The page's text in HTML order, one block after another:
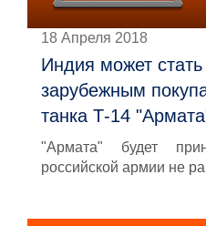
18 Апреля 2018
Индия может
зарубежным
танка Т-14
"Армата" будет
российской армии не